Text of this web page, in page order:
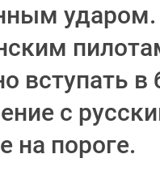
ударом.
вступать в
с
на пороге.